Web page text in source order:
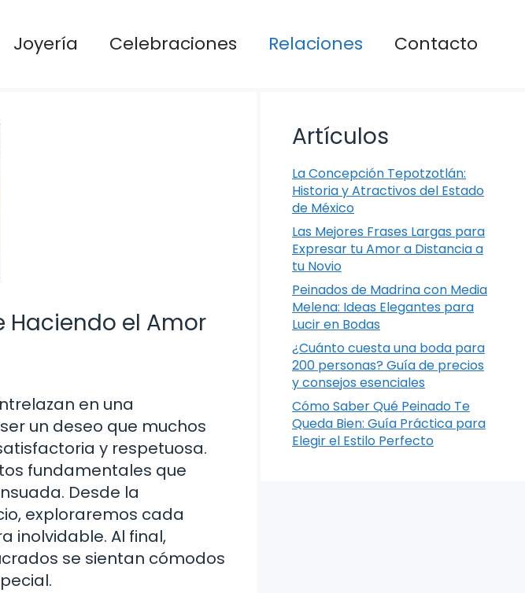
Joyería Celebraciones Relaciones Contacto
Haciendo el Amor
en una
un deseo que muchos
y respetuosa.
fundamentales que
Desde la
exploraremos cada
inolvidable. Al final,
se sientan cómodos
Artículos
La Concepción Tepotzotlán:
Historia y Atractivos del Estado
de México
Las Mejores Frases Largas para
Expresar tu Amor a Distancia a
tu Novio
Peinados de Madrina con Media
Melena: Ideas Elegantes para
Lucir en Bodas
¿Cuánto cuesta una boda para
200 personas? Guía de precios
y consejos esenciales
Cómo Saber Qué Peinado Te
Queda Bien: Guía Práctica para
Elegir el Estilo Perfecto